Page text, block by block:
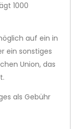
1000
auf ein in
ein sonstiges
Union, das
als Gebühr